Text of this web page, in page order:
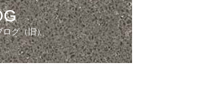
ログ（旧）